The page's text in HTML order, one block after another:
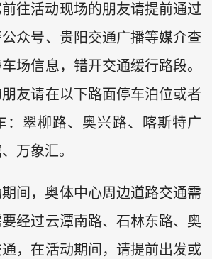
前往活动现场的朋友请提前通过
众号、贵阳交通广播等媒介查
场信息，错开交通缓行路段。
友请在以下路面停车泊位或者
：翠柳路、奥兴路、喀斯特广
万象汇。
期间，奥体中心周边道路交通需
经过云潭南路、石林东路、奥
，在活动期间，请提前出发或